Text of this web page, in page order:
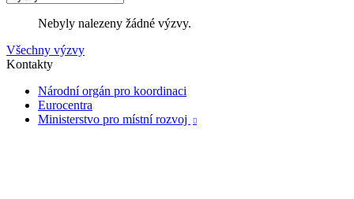
Nebyly nalezeny žádné výzvy.
Všechny výzvy
Kontakty
Národní orgán pro koordinaci
Eurocentra
Ministerstvo pro místní rozvoj
